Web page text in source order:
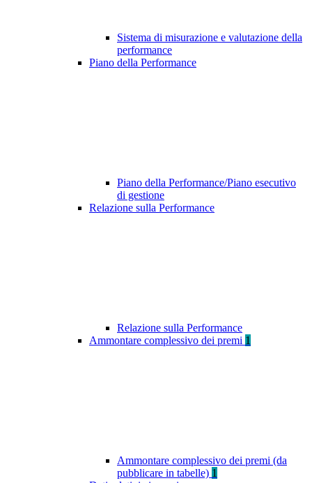
Sistema di misurazione e valutazione della
performance
Piano della Performance
Piano della Performance/Piano esecutivo
di gestione
Relazione sulla Performance
Relazione sulla Performance
Ammontare complessivo dei premi 1
Ammontare complessivo dei premi (da
pubblicare in tabelle) 1